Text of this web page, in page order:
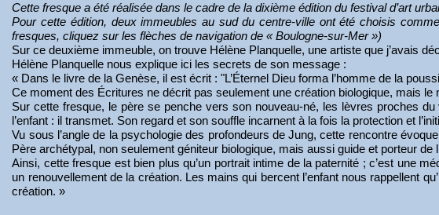
Cette fresque a été réalisée dans le cadre de la dixième édition du festival d’art
Pour cette édition, deux immeubles au sud du centre-ville ont été choisis
fresques, cliquez sur les flèches de navigation de « Boulogne-sur-Mer »)
Sur ce deuxième immeuble, on trouve Hélène Planquelle, une artiste que j’avais
Hélène Planquelle nous explique ici les secrets de son message :
« Dans le livre de la Genèse, il est écrit : "L’Éternel Dieu forma l’homme de la
Ce moment des Écritures ne décrit pas seulement une création biologique, mais
Sur cette fresque, le père se penche vers son nouveau-né, les lèvres proches
l’enfant : il transmet. Son regard et son souffle incarnent à la fois la protection et
Vu sous l’angle de la psychologie des profondeurs de Jung, cette rencontre
Père archétypal, non seulement géniteur biologique, mais aussi guide et porteur
Ainsi, cette fresque est bien plus qu’un portrait intime de la paternité ; c’est une
un renouvellement de la création. Les mains qui bercent l’enfant nous
création. »